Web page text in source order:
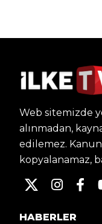
Web sitemizde
alınmadan,
edilemez.
kopyalanamaz,
HABERLER